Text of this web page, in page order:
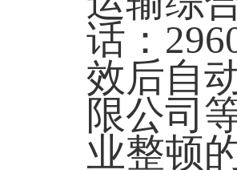
话：
效后自
限公司
业整顿